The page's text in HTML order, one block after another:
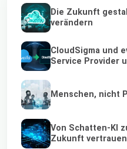
Die Zukunft
verändern
CloudSigma und
Service Provider
Menschen, nicht
Von Schatten-KI
Zukunft